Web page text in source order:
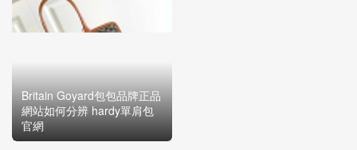
Britain Goyard包包品牌正品
網站如何分辨 hardy單肩包
官網